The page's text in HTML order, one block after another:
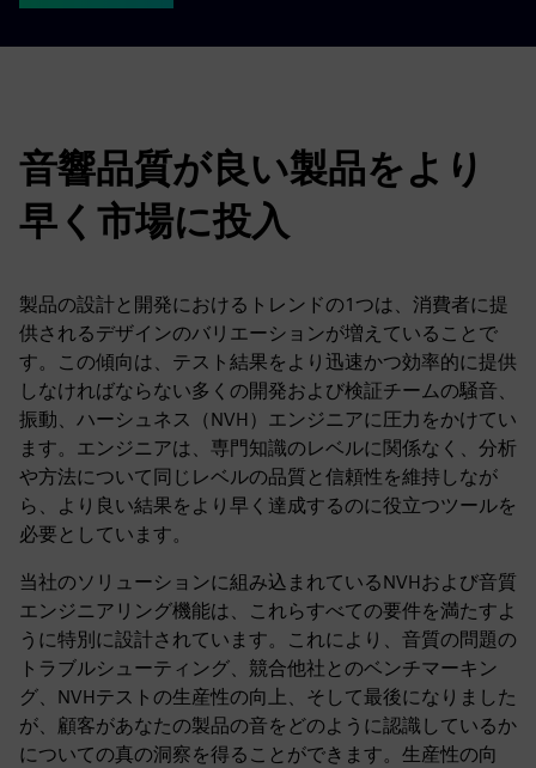
音響品質が良い製品をより
早く市場に投入
製品の設計と開発におけるトレンドの1つは、消費者に提
供されるデザインのバリエーションが増えていることで
す。この傾向は、テスト結果をより迅速かつ効率的に提供
しなければならない多くの開発および検証チームの騒音、
振動、ハーシュネス（NVH）エンジニアに圧力をかけてい
ます。エンジニアは、専門知識のレベルに関係なく、分析
や方法について同じレベルの品質と信頼性を維持しなが
ら、より良い結果をより早く達成するのに役立つツールを
必要としています。
当社のソリューションに組み込まれているNVHおよび音質
エンジニアリング機能は、これらすべての要件を満たすよ
うに特別に設計されています。これにより、音質の問題の
トラブルシューティング、競合他社とのベンチマーキン
グ、NVHテストの生産性の向上、そして最後になりました
が、顧客があなたの製品の音をどのように認識しているか
についての真の洞察を得ることができます。生産性の向